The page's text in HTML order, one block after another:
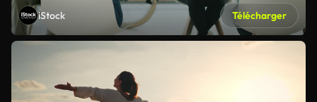
iStock Télécharger